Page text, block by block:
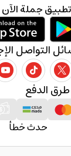
حدث خطأ
طرق الدفع
التواصل
جملة الآن